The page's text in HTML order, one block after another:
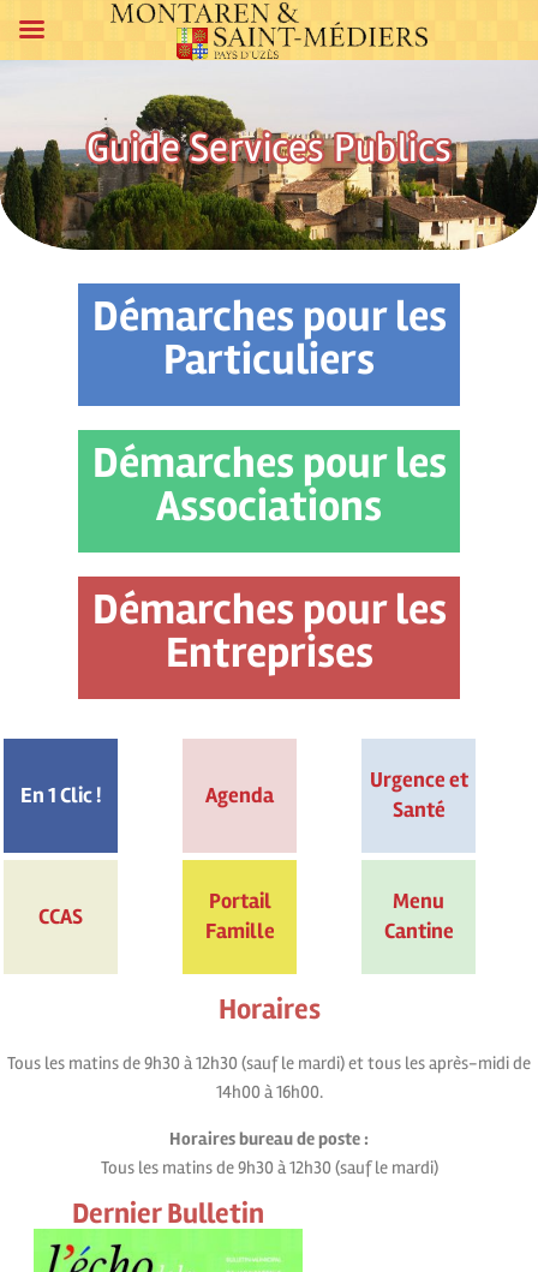
Guide Services Publics
Démarches pour les
Particuliers
Démarches pour les
Associations
Démarches pour les
Entreprises
En 1 Clic ! Agenda
Urgence et
Santé
CCAS
Portail
Famille
Menu
Cantine
Horaires
Tous les matins de 9h30 à 12h30 (sauf le mardi) et tous les après-midi de
14h00 à 16h00.
Horaires bureau de poste :
Tous les matins de 9h30 à 12h30 (sauf le mardi)
Dernier Bulletin